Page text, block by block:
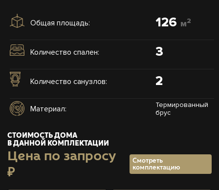
Общая площадь: 126 м2
Количество спален: 3
Количество санузлов: 2
Материал:
Термированный
брус
СТОИМОСТЬ ДОМА
В ДАННОЙ КОМПЛЕКТАЦИИ
Цена по запросу
₽
Смотреть
комплектацию